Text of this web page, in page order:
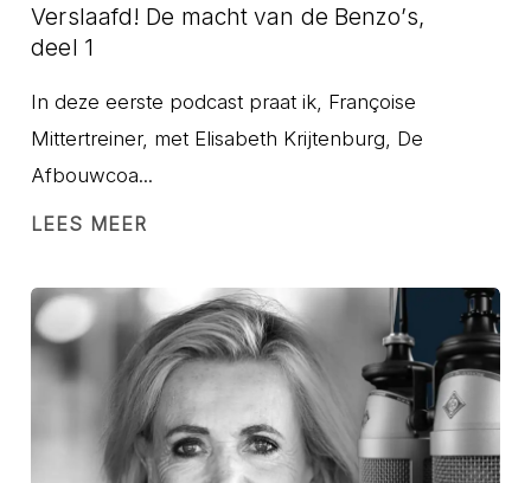
Verslaafd! De macht van de Benzo’s,
deel 1
In deze eerste podcast praat ik, Françoise
Mittertreiner, met Elisabeth Krijtenburg, De
Afbouwcoa...
LEES MEER